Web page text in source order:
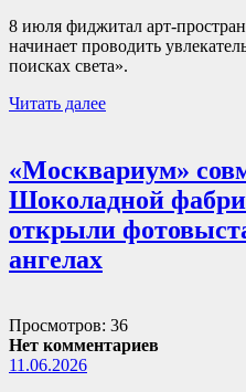
8 июля фиджитал арт-
начинает проводить
поисках света».
Читать далее
«Москвариум»
Шоколадной
открыли
ангелах
Просмотров: 36
Нет комментариев
11.06.2026